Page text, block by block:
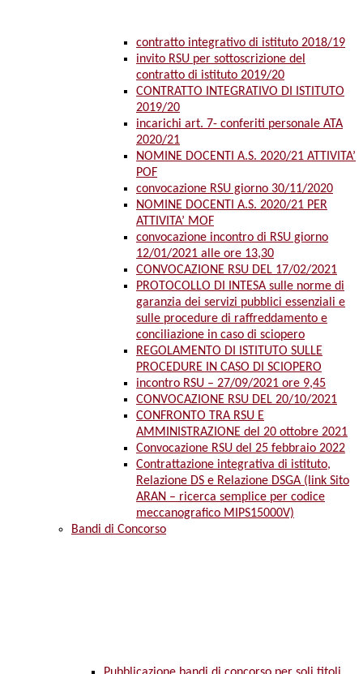
contratto integrativo di istituto 2018/19
invito RSU per sottoscrizione del
contratto di istituto 2019/20
CONTRATTO INTEGRATIVO DI ISTITUTO
2019/20
incarichi art. 7- conferiti personale ATA
2020/21
NOMINE DOCENTI A.S. 2020/21 ATTIVITA’
POF
convocazione RSU giorno 30/11/2020
NOMINE DOCENTI A.S. 2020/21 PER
ATTIVITA’ MOF
convocazione incontro di RSU giorno
12/01/2021 alle ore 13,30
CONVOCAZIONE RSU DEL 17/02/2021
PROTOCOLLO DI INTESA sulle norme di
garanzia dei servizi pubblici essenziali e
sulle procedure di raffreddamento e
conciliazione in caso di sciopero
REGOLAMENTO DI ISTITUTO SULLE
PROCEDURE IN CASO DI SCIOPERO
incontro RSU – 27/09/2021 ore 9,45
CONVOCAZIONE RSU DEL 20/10/2021
CONFRONTO TRA RSU E
AMMINISTRAZIONE del 20 ottobre 2021
Convocazione RSU del 25 febbraio 2022
Contrattazione integrativa di istituto,
Relazione DS e Relazione DSGA (link Sito
ARAN – ricerca semplice per codice
meccanografico MIPS15000V)
Bandi di Concorso